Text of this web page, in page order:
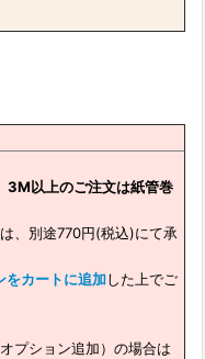
3M以上のご注文は紙管巻
、別途770円(税込)にて承
をカートに追加した上でご
プション追加）の場合は